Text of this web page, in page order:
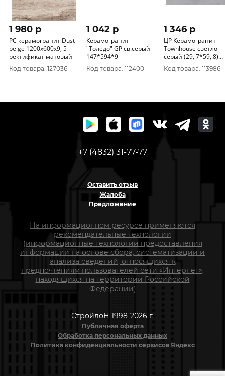
1 980 p
PC керамогранит Dust
beige 1200х600х9, 5
ректификат матовый
Код товара: 127036
1 042 p
Керамогранит
"Толедо" GP св.серый
147*594*9
Код товара: 112400
1 346 p
ЦР Керамогранит
Townhouse светло-
серый (29, 7*59, 8)
1сорт
Код товара: 113986
+7 (4832) 31-77-77
Оставить отзыв
Жалоба
Предложение
На информационном ресурсе применяются
рекомендательные технологии
(информационные технологии предоставления
информации на основе сбора, систематизации и
анализа сведений, относящихся к
предпочтениям пользователей сети «Интернет»,
находящихся на территории Российской
Федерации)
СтройлоН 1998-2026 г.
Публичная оферта
Обработка персональных данных
Политика конфиденциальности сервисов Яндекс